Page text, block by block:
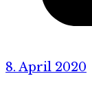
8. April 2020